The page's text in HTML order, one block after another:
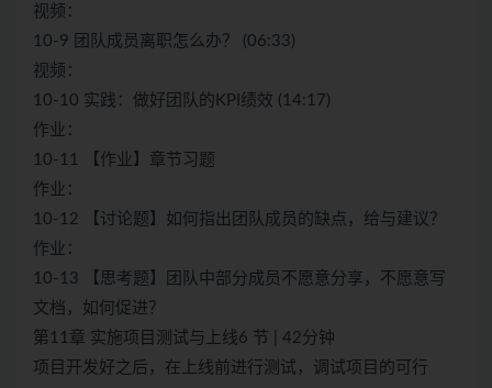
视频：
10-9 团队成员离职怎么办？ (06:33)
视频：
10-10 实践：做好团队的KPI绩效 (14:17)
作业：
10-11 【作业】章节习题
作业：
10-12 【讨论题】如何指出团队成员的缺点，给与建议？
作业：
10-13 【思考题】团队中部分成员不愿意分享，不愿意写
文档，如何促进？
第11章 实施项目测试与上线6 节 | 42分钟
项目开发好之后，在上线前进行测试，调试项目的可行